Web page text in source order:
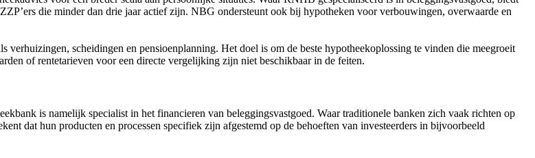
die minder dan drie jaar actief zijn. NBG ondersteunt ook bij hypotheken voor verbouwingen, overwaarde en
scheidingen en pensioenplanning. Het doel is om de beste hypotheekoplossing te vinden die meegroeit
of rentetarieven voor een directe vergelijking zijn niet beschikbaar in de feiten.
is namelijk specialist in het financieren van beleggingsvastgoed. Waar traditionele banken zich vaak richten op
dat hun producten en processen specifiek zijn afgestemd op de behoeften van investeerders in bijvoorbeeld